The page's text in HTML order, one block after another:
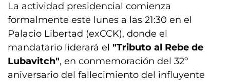
La actividad presidencial comienza
formalmente este lunes a las 21:30 en el
Palacio Libertad (exCCK), donde el
mandatario liderará el "Tributo al Rebe de
Lubavitch", en conmemoración del 32º
aniversario del fallecimiento del influyente